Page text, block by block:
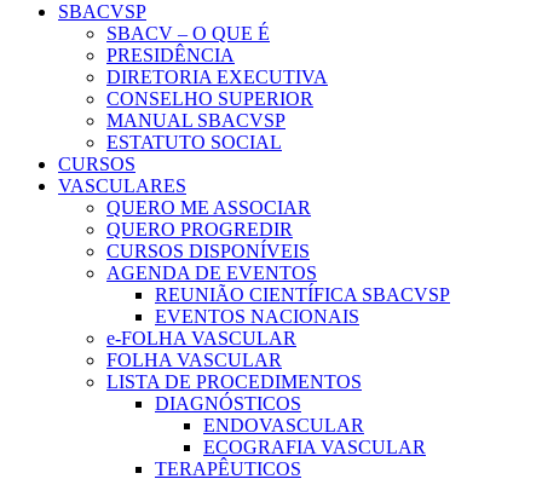
SBACVSP
SBACV – O QUE É
PRESIDÊNCIA
DIRETORIA EXECUTIVA
CONSELHO SUPERIOR
MANUAL SBACVSP
ESTATUTO SOCIAL
CURSOS
VASCULARES
QUERO ME ASSOCIAR
QUERO PROGREDIR
CURSOS DISPONÍVEIS
AGENDA DE EVENTOS
REUNIÃO CIENTÍFICA SBACVSP
EVENTOS NACIONAIS
e-FOLHA VASCULAR
FOLHA VASCULAR
LISTA DE PROCEDIMENTOS
DIAGNÓSTICOS
ENDOVASCULAR
ECOGRAFIA VASCULAR
TERAPÊUTICOS